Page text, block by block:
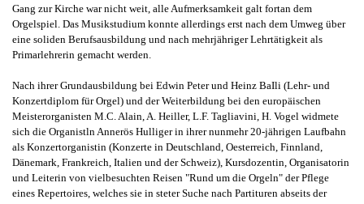
Gang zur Kirche war nicht weit, alle Aufmerksamkeit galt fortan dem
Orgelspiel. Das Musikstudium konnte allerdings erst nach dem Umweg über
eine soliden Berufsausbildung und nach mehrjähriger Lehrtätigkeit als
Primarlehrerin gemacht werden.
Nach ihrer Grundausbildung bei Edwin Peter und Heinz BaIli (Lehr- und
Konzertdiplom für Orgel) und der Weiterbildung bei den europäischen
Meisterorganisten M.C. Alain, A. Heiller, L.F. Tagliavini, H. Vogel widmete
sich die Organistln Annerös Hulliger in ihrer nunmehr 20-jährigen Laufbahn
als Konzertorganistin (Konzerte in Deutschland, Oesterreich, Finnland,
Dänemark, Frankreich, Italien und der Schweiz), Kursdozentin, Organisatorin
und Leiterin von vielbesuchten Reisen "Rund um die Orgeln" der Pflege
eines Repertoires, welches sie in steter Suche nach Partituren abseits der